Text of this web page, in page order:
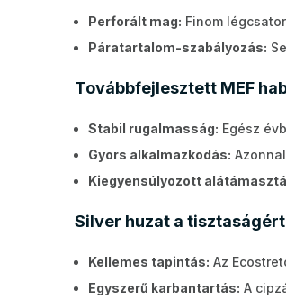
Perforált mag: Finom
Páratartalom-szabályozás:
Továbbfejlesztett MEF
Stabil rugalmasság: Egész
Gyors alkalmazkodás:
Kiegyensúlyozott
Silver huzat a
Kellemes tapintás: Az
Egyszerű karbantartás: A